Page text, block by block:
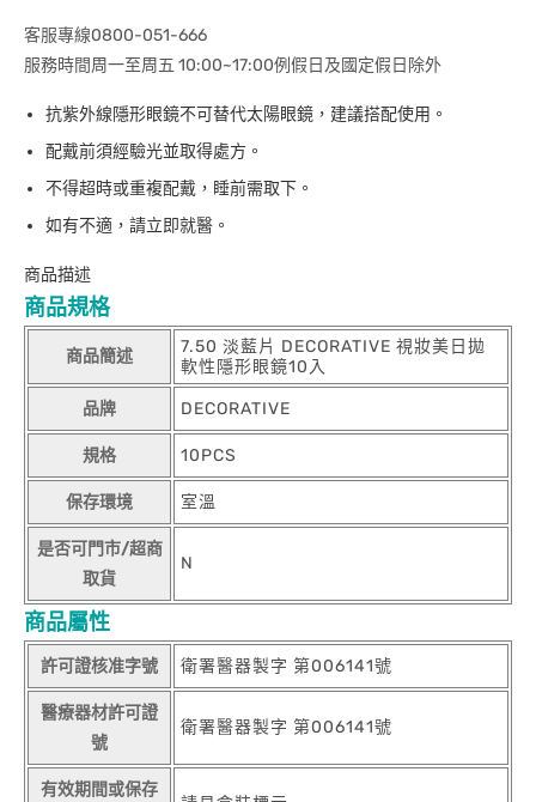
客服專線0800-051-666
服務時間周一至周五 10:00~17:00例假日及國定假日除外
抗紫外線隱形眼鏡不可替代太陽眼鏡，建議搭配使用。
配戴前須經驗光並取得處方。
不得超時或重複配戴，睡前需取下。
如有不適，請立即就醫。
商品描述
商品規格
商品簡述
7.50 淡藍片 DECORATIVE 視妝美日拋
軟性隱形眼鏡10入
品牌 DECORATIVE
規格 10PCS
保存環境 室溫
是否可門市/超商
取貨
N
商品屬性
許可證核准字號 衛署醫器製字 第006141號
醫療器材許可證
號
衛署醫器製字 第006141號
有效期間或保存